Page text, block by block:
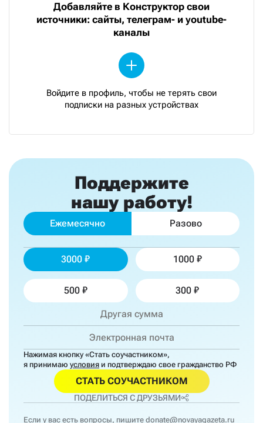
Добавляйте в Конструктор свои
источники: сайты, телеграм- и youtube-
каналы
Войдите в профиль, чтобы не терять свои
подписки на разных устройствах
Поддержите
нашу работу!
Ежемесячно Разово
3000 1000
500 300
Нажимая кнопку «Стать соучастником»,
я принимаю условия и подтверждаю свое гражданство РФ
СТАТЬ СОУЧАСТНИКОМ
ПОДЕЛИТЬСЯ С ДРУЗЬЯМИ
Если у вас есть вопросы, пишите donate@novayagazeta.ru